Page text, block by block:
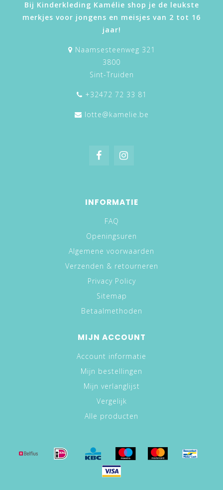
Bij Kinderkleding Kamélie shop je de leukste
merkjes voor jongens en meisjes van 2 tot 16
jaar!
Naamsesteenweg 321
3800
Sint-Truiden
+32472 72 33 81
lotte@kamelie.be
INFORMATIE
FAQ
Openingsuren
Algemene voorwaarden
Verzenden & retourneren
Privacy Policy
Sitemap
Betaalmethoden
MIJN ACCOUNT
Account informatie
Mijn bestellingen
Mijn verlanglijst
Vergelijk
Alle producten